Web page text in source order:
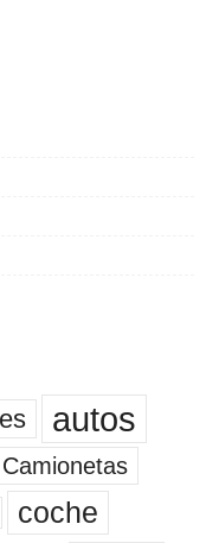
autos
Camionetas
coche